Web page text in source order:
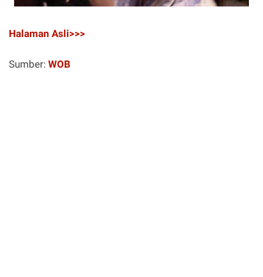
Halaman Asli>>>
Sumber: WOB